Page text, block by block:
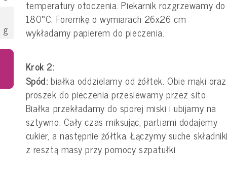
g
temperatury otoczenia. Piekarnik rozgrzewamy do
180°C. Foremkę o wymiarach 26x26 cm
wykładamy papierem do pieczenia.
Krok 2:
Spód: białka oddzielamy od żółtek. Obie mąki oraz
proszek do pieczenia przesiewamy przez sito.
Białka przekładamy do sporej miski i ubijamy na
sztywno. Cały czas miksując, partiami dodajemy
cukier, a następnie żółtka. Łączymy suche składniki
z resztą masy przy pomocy szpatułki.